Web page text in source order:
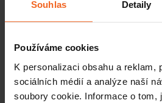
Souhlas Detaily
Používáme cookies
K personalizaci obsahu a reklam,
sociálních médií a analýze naší
soubory cookie. Informace o tom,